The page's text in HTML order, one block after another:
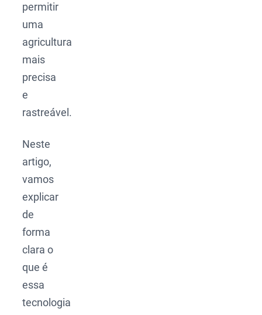
permitir
uma
agricultura
mais
precisa
e
rastreável.
Neste
artigo,
vamos
explicar
de
forma
clara o
que é
essa
tecnologia